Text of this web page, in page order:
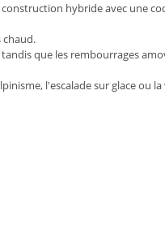
hybride avec une
chaud.
que les rembourrages
l'escalade sur glace ou la